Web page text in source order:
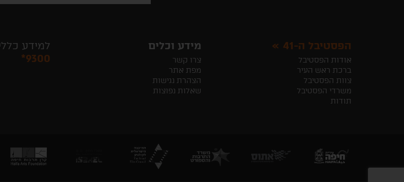
הפסטיבל ה-41
אודות הפסטיבל
ברכת ראש העיר
צוות הפסטיבל
משרדי הפסטיבל
תודות
מידע וכלים
צרו קשר
מפת אתר
הצהרת נגישות
שאלות נפוצות
למידע
*9300